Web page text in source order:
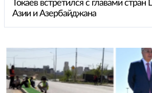
Токаев встретился с главами стран
Азии и Азербайджана